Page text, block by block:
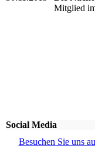
Mitglied
Social Media
Besuchen Sie uns